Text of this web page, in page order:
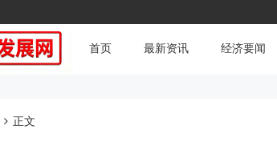
首页 最新资讯 经济要闻
正文